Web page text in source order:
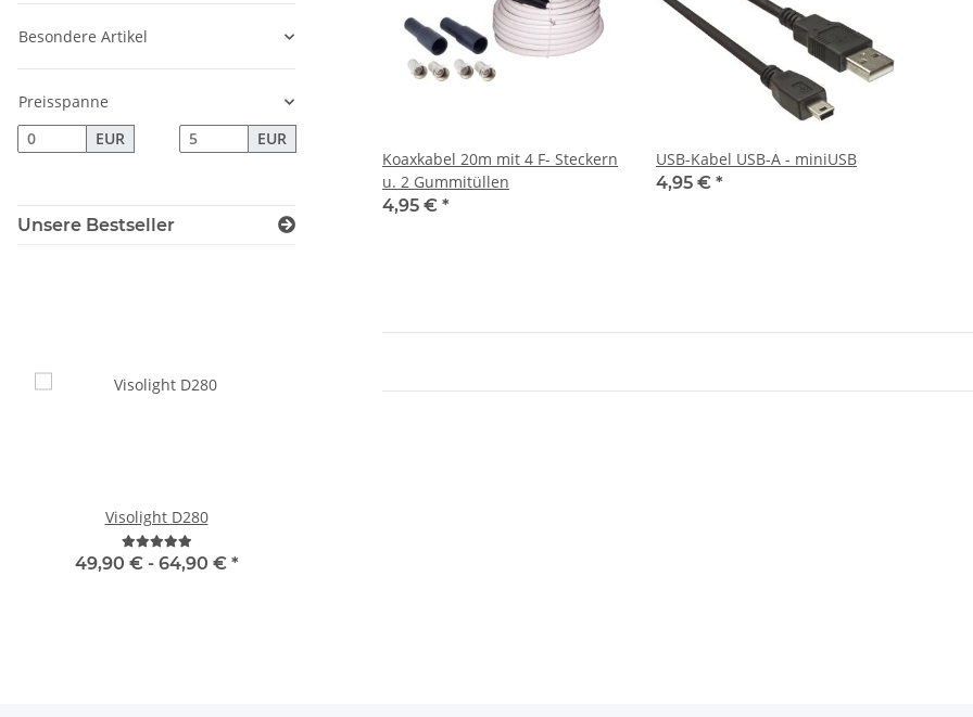
Koaxkabel 20m mit 4 F- Steckern
u. 2 Gummitüllen
4,95 € *
USB-Kabel USB-A - miniUSB
4,95 € *
Besondere Artikel
Preisspanne
EUR
EUR
Unsere Bestseller
Visolight D280
49,90 € - 64,90 € *